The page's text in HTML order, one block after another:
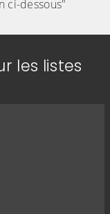
ci-dessous"
les listes